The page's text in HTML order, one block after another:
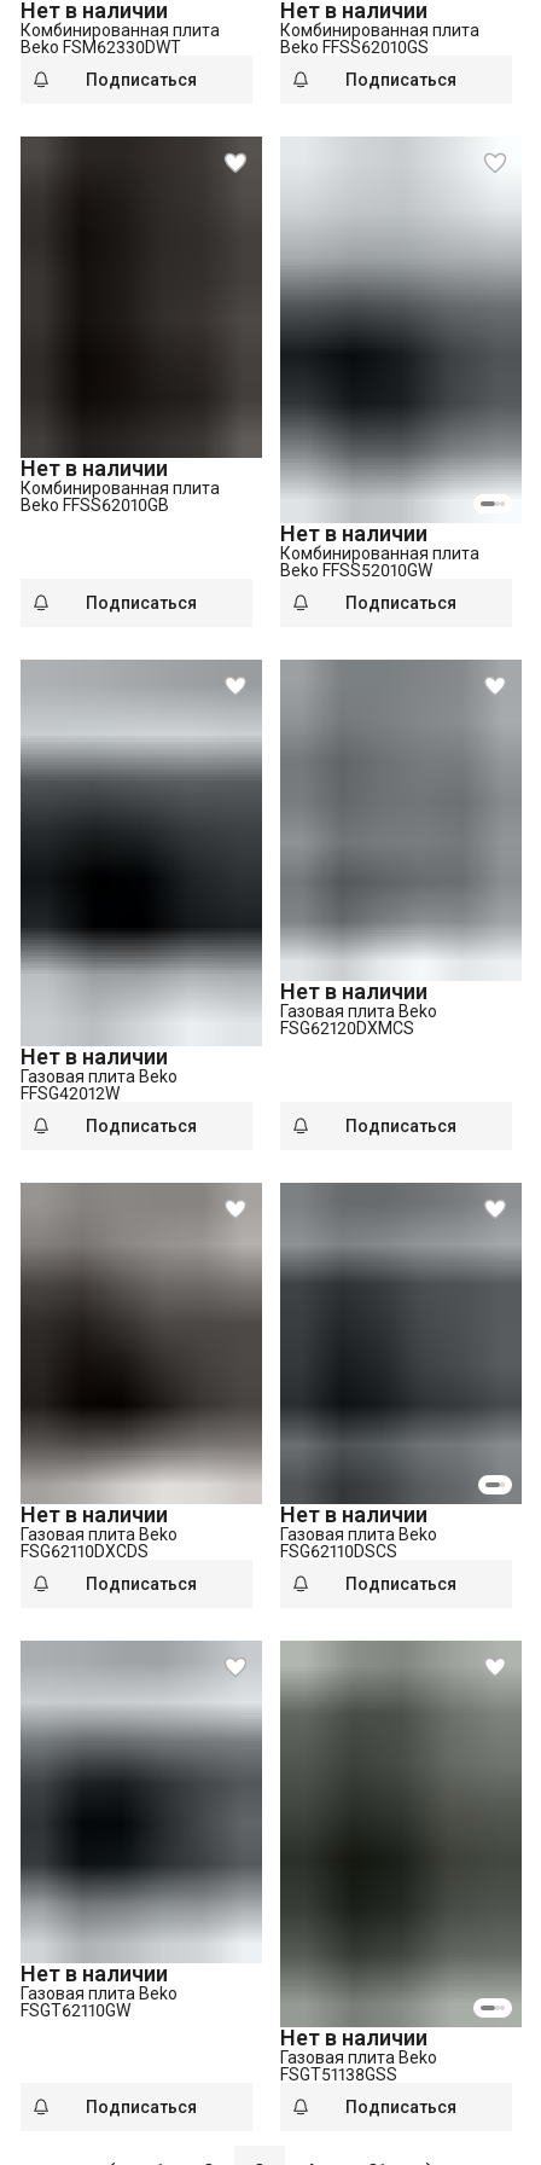
Нет в наличии
Комбинированная плита
Beko FSM62330DWT
Подписаться
Нет в наличии
Комбинированная плита
Beko FFSS62010GS
Подписаться
Нет в наличии
Комбинированная плита
Beko FFSS62010GB
Подписаться
Нет в наличии
Комбинированная плита
Beko FFSS52010GW
Подписаться
Нет в наличии
Газовая плита Beko
FFSG42012W
Подписаться
Нет в наличии
Газовая плита Beko
FSG62120DXMCS
Подписаться
Нет в наличии
Газовая плита Beko
FSG62110DXCDS
Подписаться
Нет в наличии
Газовая плита Beko
FSG62110DSCS
Подписаться
Нет в наличии
Газовая плита Beko
FSGT62110GW
Подписаться
Нет в наличии
Газовая плита Beko
FSGT51138GSS
Подписаться